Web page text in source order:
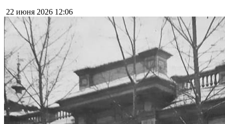
22 июня 2026 12:06